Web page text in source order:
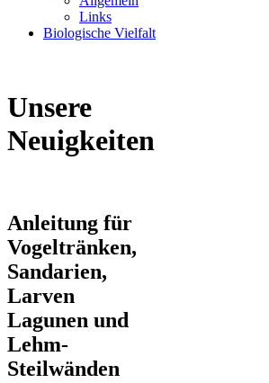
Links
Biologische Vielfalt
Unsere
Neuigkeiten
Anleitung für
Vogeltränken,
Sandarien,
Larven
Lagunen und
Lehm-
Steilwänden